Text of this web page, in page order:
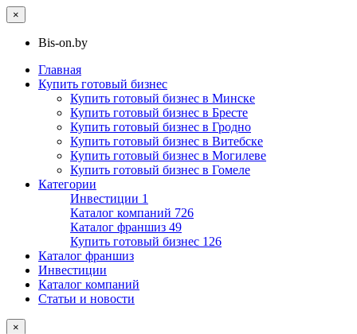
×
Bis-on.by
Главная
Купить готовый бизнес
Купить готовый бизнес в Минске
Купить готовый бизнес в Бресте
Купить готовый бизнес в Гродно
Купить готовый бизнес в Витебске
Купить готовый бизнес в Могилеве
Купить готовый бизнес в Гомеле
Категории
Инвестиции 1
Каталог компаний 726
Каталог франшиз 49
Купить готовый бизнес 126
Каталог франшиз
Инвестиции
Каталог компаний
Статьи и новости
×